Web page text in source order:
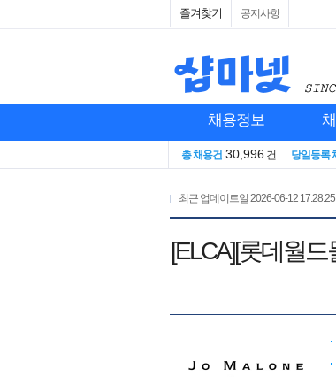
즐겨찾기 공지사항
채용정보
총 채용건 30,996 건 당일등록
최근 업데이트일 2026-06-12 17:28:25
[ELCA][롯데월